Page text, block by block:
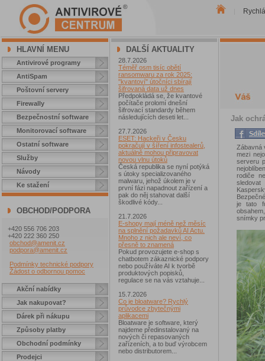
HLAVNÍ MENU
Antivirové programy
AntiSpam
Poštovní servery
Firewally
Bezpečnostní software
Monitorovací software
Ostatní software
Služby
Návody
Ke stažení
OBCHOD/PODPORA
+420 556 706 203
+420 222 360 250
obchod@amenit.cz
podpora@amenit.cz
Podmínky technické podpory
Žádost o odbornou pomoc
Akční nabídky
Jak nakupovat?
Dárek při nákupu
Způsoby platby
Obchodní podmínky
Prodejci
DALŠÍ AKTUALITY
28.7.2026
Téměř osm tisíc obětí
ransomwaru za rok 2025:
"kvantoví" útočníci sbírají
šifrovaná data už dnes
Předpokládá se, že kvantové
počítače prolomí dnešní
šifrovací standardy během
následujících deseti let...
27.7.2026
ESET: Hackeři v Česku
pokračují v šíření infostealerů,
aktuálně mohou připravovat
novou vlnu útoků
Česká republika se nyní potýká
s útoky specializovaného
malwaru, jehož úkolem je v
první fázi napadnout zařízení a
pak do něj stahovat další
škodlivé kódy...
21.7.2026
E-shopy mají méně než měsíc
na splnění požadavků AI Actu.
Mnoho z nich ale neví, co
přesně to znamená
Pokud provozujete e-shop s
chatbotem zákaznické podpory
nebo používáte AI k tvorbě
produktových popisků,
regulace se na vás vztahuje...
15.7.2026
Co je bloatware? Rychlý
průvodce zbytečnými
aplikacemi
Bloatware je software, který
najdeme předinstalovaný na
nových či repasovaných
zařízeních, a to buď výrobcem
nebo distributorem...
Jak
Zábavná
mezi
serveru
rodiče
sledovat
je tato
snímky